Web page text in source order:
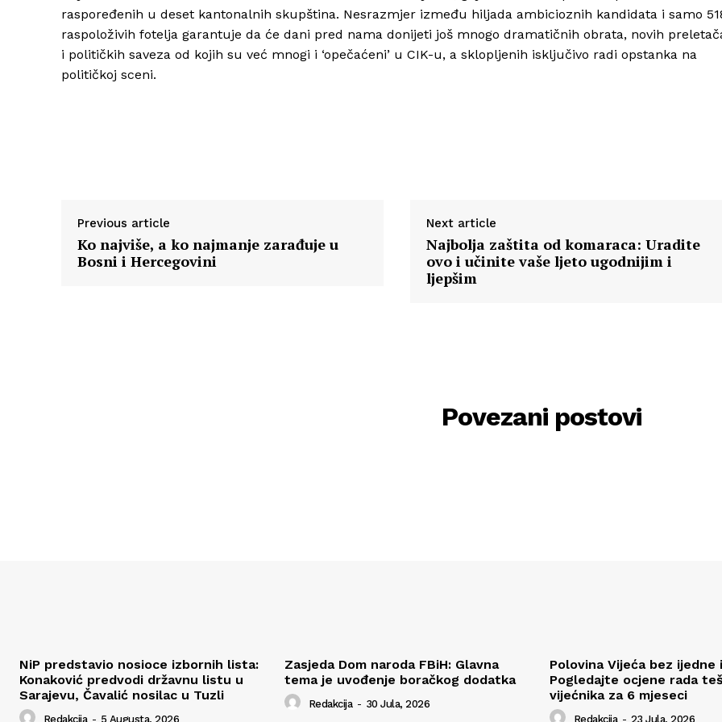
raspoređenih u deset kantonalnih skupština. Nesrazmjer između hiljada ambicioznih kandidata i samo
raspoloživih fotelja garantuje da će dani pred nama donijeti još mnogo dramatičnih obrata, novih
i političkih saveza od kojih su već mnogi i ‘opečaćeni’ u CIK-u, a sklopljenih isključivo radi opstanka na
političkoj sceni.
Previous article
Ko najviše, a ko najmanje zarađuje u
Bosni i Hercegovini
Next article
Najbolja zaštita od komaraca: Uradite
ovo i učinite vaše ljeto ugodnijim i
ljepšim
Povezani postovi
NiP predstavio nosioce izbornih lista:
Konaković predvodi državnu listu u
Sarajevu, Čavalić nosilac u Tuzli
Redakcija - 5 Augusta, 2026
Zasjeda Dom naroda FBiH: Glavna
tema je uvođenje boračkog dodatka
Redakcija - 30 Jula, 2026
Polovina Vijeća bez ijedne
Pogledajte ocjene rada
vijećnika za 6 mjeseci
Redakcija - 23 Jula, 2026